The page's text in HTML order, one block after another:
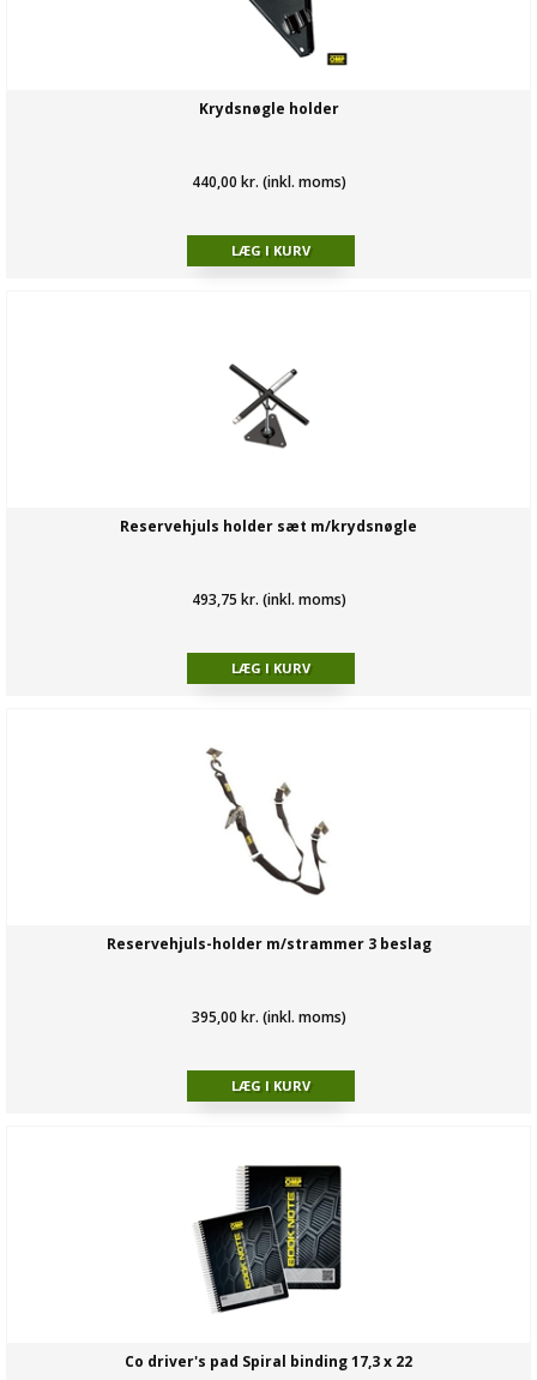
Krydsnøgle holder
440,00 kr. (inkl. moms)
Reservehjuls holder sæt m/krydsnøgle
493,75 kr. (inkl. moms)
Reservehjuls-holder m/strammer 3 beslag
395,00 kr. (inkl. moms)
Co driver's pad Spiral binding 17,3 x 22